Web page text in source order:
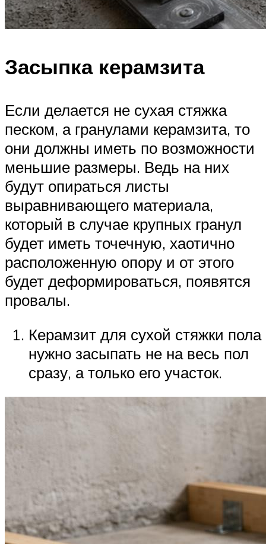
Засыпка керамзита
Если делается не сухая стяжка
песком, а гранулами керамзита, то
они должны иметь по возможности
меньшие размеры. Ведь на них
будут опираться листы
выравнивающего материала,
который в случае крупных гранул
будет иметь точечную, хаотично
расположенную опору и от этого
будет деформироваться, появятся
провалы.
Керамзит для сухой стяжки пола
нужно засыпать не на весь пол
сразу, а только его участок.